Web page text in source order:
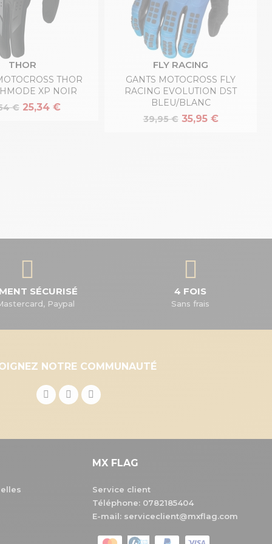
THOR
THOR
XP NOIR
€ 25,34 €
FLY RACING
GANTS MOTOCROSS FLY
RACING EVOLUTION DST
BLEU/BLANC
39,95 € 35,95 €
SÉCURISÉ
Paypal
4 FOIS
Sans frais
NOTRE COMMUNAUTÉ
MX FLAG
Service client
Téléphone: 0782185404
E-mail: serviceclient@mxflag.com